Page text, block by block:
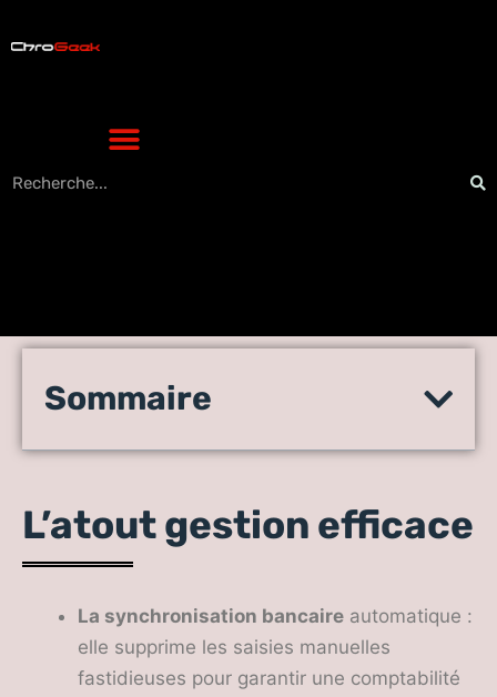
Ma compta avis : le logiciel
indépendants ?
Sommaire
L’atout gestion efficace
La synchronisation bancaire automatique :
elle supprime les saisies manuelles
fastidieuses pour garantir une comptabilité